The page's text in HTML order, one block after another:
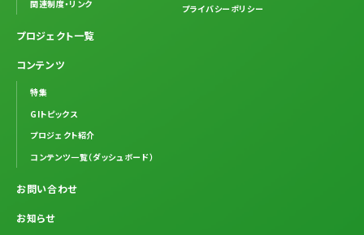
関連制度・リンク
プロジェクト一覧
コンテンツ
特集
GIトピックス
プロジェクト紹介
コンテンツ一覧（ダッシュボード）
お問い合わせ
お知らせ
プライバシーポリシー